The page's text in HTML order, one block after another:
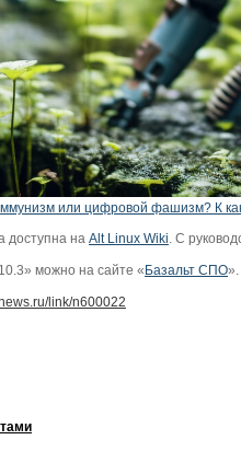
или цифровой фашизм? К
доступна на Alt Linux Wiki. С
можно на сайте « Базальт СПО».
link/n600022